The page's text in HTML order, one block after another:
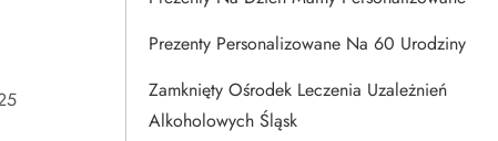
Prezenty Personalizowane Na 60 Urodziny
Zamknięty Ośrodek Leczenia Uzależnień
Alkoholowych Śląsk